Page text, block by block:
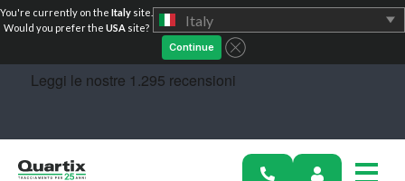
You're currently on the Italy site.
Would you prefer the USA site? Italy
Continue
Soluzioni
Settori
Prezzi